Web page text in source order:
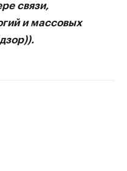
связи,
и массовых